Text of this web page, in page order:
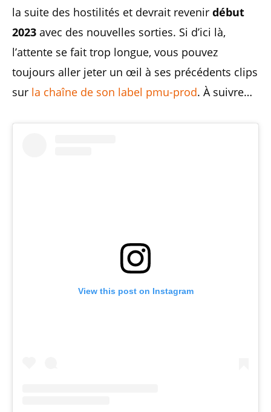
la suite des hostilités et devrait revenir début
2023 avec des nouvelles sorties. Si d’ici là,
l’attente se fait trop longue, vous pouvez
toujours aller jeter un œil à ses précédents clips
sur la chaîne de son label pmu-prod. À suivre…
View this post on Instagram